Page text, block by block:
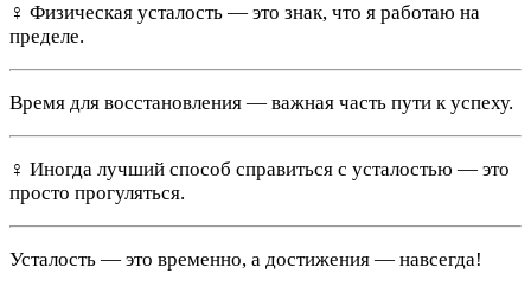
️‍♀️ Физическая усталость — это знак, что я работаю на
пределе.
Время для восстановления — важная часть пути к успеху.
‍♀️ Иногда лучший способ справиться с усталостью — это
просто прогуляться.
Усталость — это временно, а достижения — навсегда!